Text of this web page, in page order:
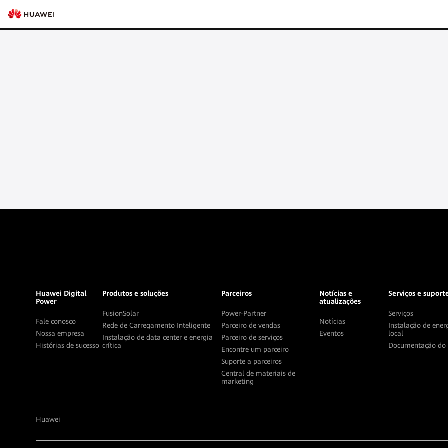
Huawei Digital
Power
Fale conosco
Nossa empresa
Histórias de sucesso
Produtos e soluções
FusionSolar
Rede de Carregamento Inteligente
Instalação de data center e energia
crítica
Parceiros
Power-Partner
Parceiro de vendas
Parceiro de serviços
Encontre um parceiro
Suporte a parceiros
Central de materiais de
marketing
Notícias e
atualizações
Notícias
Eventos
Serviços e
Serviços
Instalação de
local
Documentação
Huawei